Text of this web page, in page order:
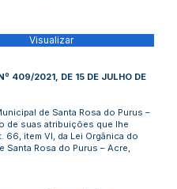
Visualizar
409/2021, DE 15 DE JULHO DE
de Santa Rosa do Purus –
de suas atribuições que lhe
66, item VI, da Lei Orgânica do
Santa Rosa do Purus – Acre,